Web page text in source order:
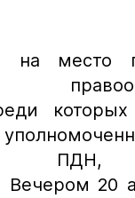
на место
которых
ПДН,
20